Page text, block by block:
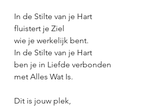
In de Stilte van je Hart
fluistert je Ziel
wie je werkelijk bent.
In de Stilte van je Hart
ben je in Liefde verbonden
met Alles Wat Is.
Dit is jouw plek,